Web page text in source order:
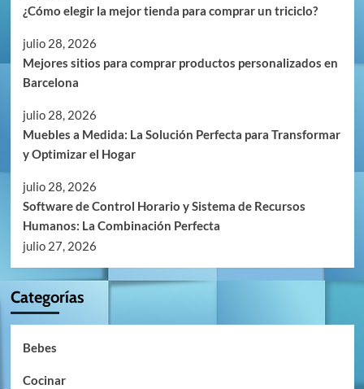
¿Cómo elegir la mejor tienda para comprar un triciclo?
julio 28, 2026
Mejores sitios para comprar productos personalizados en
Barcelona
julio 28, 2026
Muebles a Medida: La Solución Perfecta para Transformar
y Optimizar el Hogar
julio 28, 2026
Software de Control Horario y Sistema de Recursos
Humanos: La Combinación Perfecta
julio 27, 2026
Categorías
Bebes
Cocinar